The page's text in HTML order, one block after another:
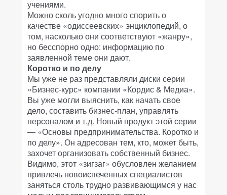
учениями.
Можно сколь угодно много спорить о
качестве «одиссеевских» энциклопедий, о
том, насколько они соответствуют «жанру»,
но бесспорно одно: информацию по
заявленной теме они дают.
Коротко и по делу
Мы уже не раз представляли диски серии
«Бизнес-курс» компании «Кордис & Медиа».
Вы уже могли выяснить, как начать свое
дело, составить бизнес-план, управлять
персоналом и т.д. Новый продукт этой серии
— «Основы предпринимательства. Коротко и
по делу». Он адресован тем, кто, может быть,
захочет организовать собственный бизнес.
Видимо, этот «зигзаг» обусловлен желанием
привлечь новоиспеченных специалистов
заняться столь трудно развивающимся у нас